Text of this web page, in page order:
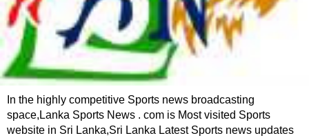
In the highly competitive Sports news broadcasting
space,Lanka Sports News . com is Most visited Sports
website in Sri Lanka,Sri Lanka Latest Sports news updates